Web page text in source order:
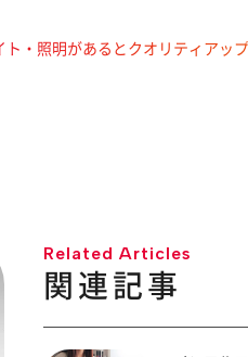
ト・照明があるとクオリティアッ
Related Articles
関連記事